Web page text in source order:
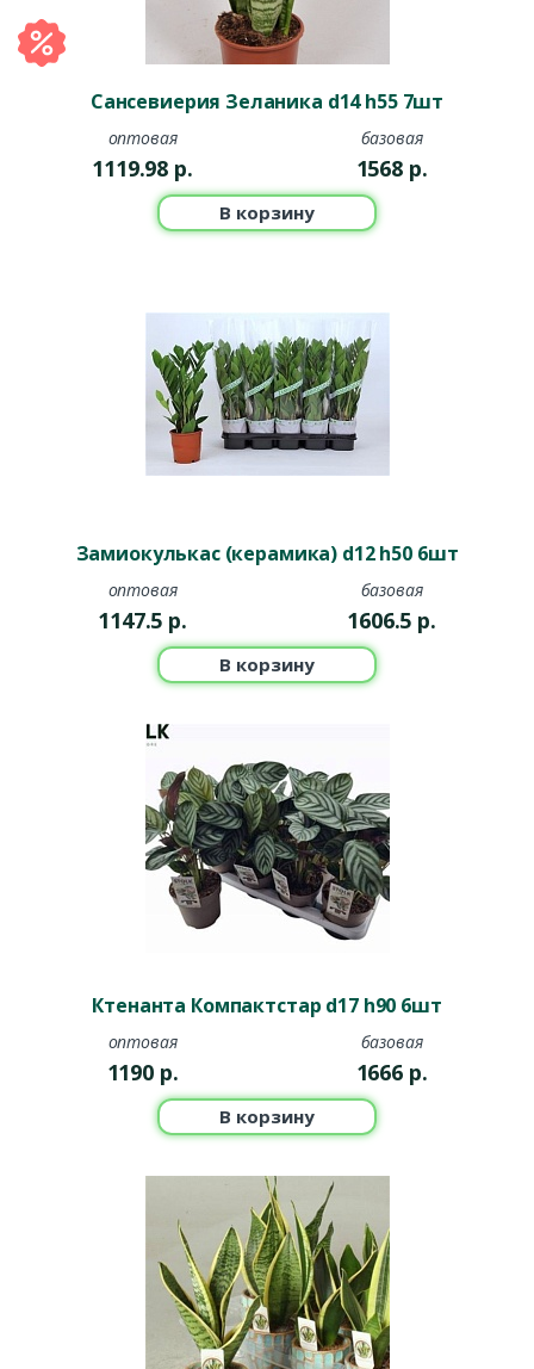
Сансевиерия Зеланика d14 h55 7шт
оптовая
1119.98 р.
базовая
1568 р.
В корзину
Замиокулькас (керамика) d12 h50 6шт
оптовая
1147.5 р.
базовая
1606.5 р.
В корзину
Ктенанта Компактстар d17 h90 6шт
оптовая
1190 р.
базовая
1666 р.
В корзину